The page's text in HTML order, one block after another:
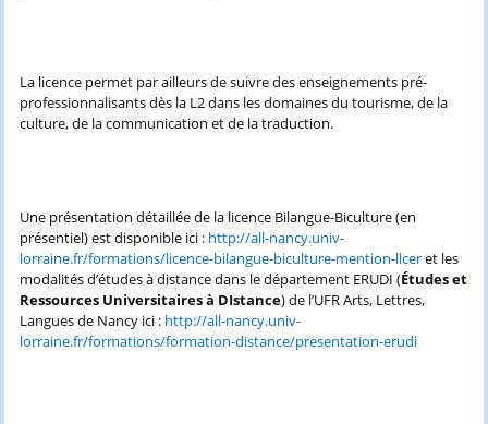
La licence permet par ailleurs de suivre des enseignements pré-
professionnalisants dès la L2 dans les domaines du tourisme, de la
culture, de la communication et de la traduction.
Une présentation détaillée de la licence Bilangue-Biculture (en
présentiel) est disponible ici : http://all-nancy.univ-
lorraine.fr/formations/licence-bilangue-biculture-mention-llceret les
modalités d’études à distance dans le département ERUDI (Études et
Ressources Universitaires à DIstance) de l’UFR Arts, Lettres,
Langues de Nancy ici : http://all-nancy.univ-
lorraine.fr/formations/formation-distance/presentation-erudi